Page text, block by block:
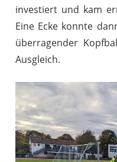
investiert und kam
Eine Ecke konnte
überragender
Ausgleich.